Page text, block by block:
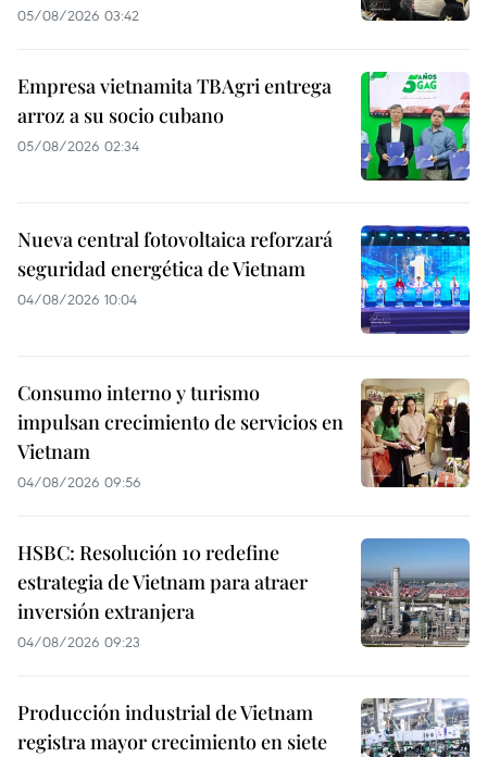
05/08/2026 03:42
Empresa vietnamita TBAgri entrega
arroz a su socio cubano
05/08/2026 02:34
Nueva central fotovoltaica reforzará
seguridad energética de Vietnam
04/08/2026 10:04
Consumo interno y turismo
impulsan crecimiento de servicios en
Vietnam
04/08/2026 09:56
HSBC: Resolución 10 redefine
estrategia de Vietnam para atraer
inversión extranjera
04/08/2026 09:23
Producción industrial de Vietnam
registra mayor crecimiento en siete